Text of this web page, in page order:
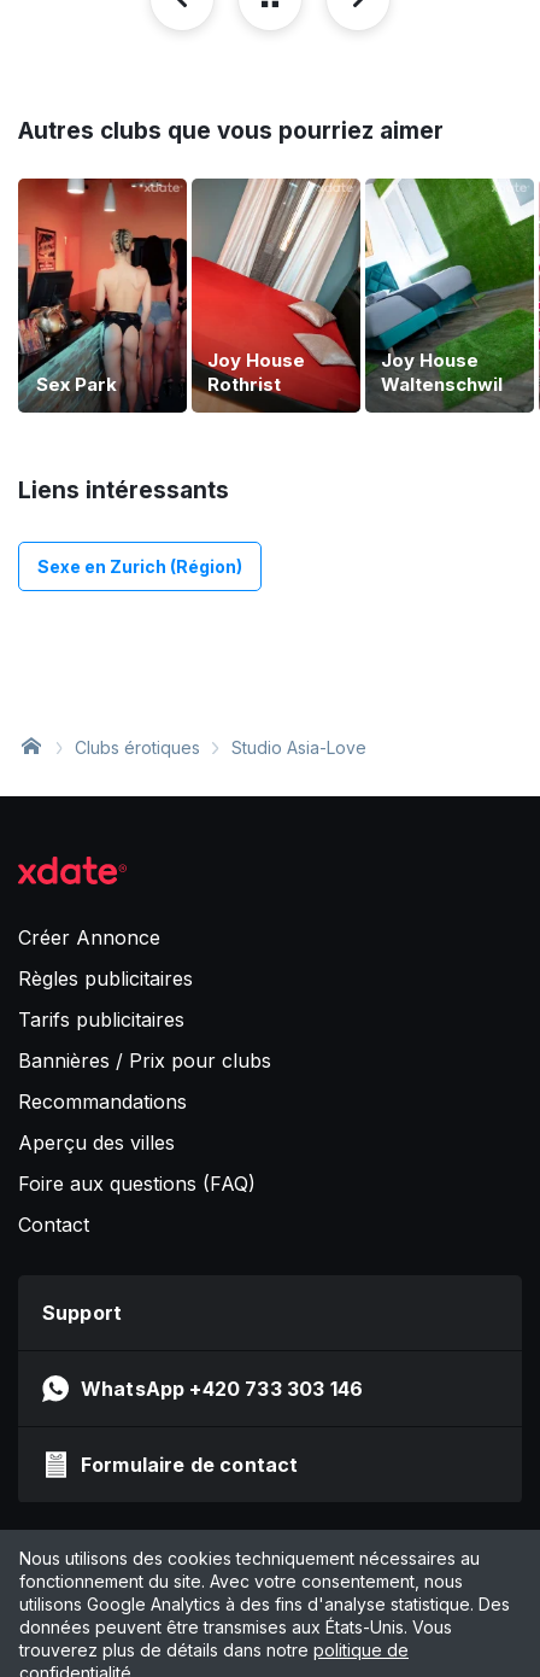
Autres clubs que vous pourriez aimer
Sex Park
Joy House
Rothrist
Joy House
Waltenschwil
Liens intéressants
Sexe en Zurich (Région)
Clubs érotiques Studio Asia-Love
Créer Annonce
Règles publicitaires
Tarifs publicitaires
Bannières / Prix pour clubs
Recommandations
Aperçu des villes
Foire aux questions (FAQ)
Contact
Support
WhatsApp +420 733 303 146
Formulaire de contact
Impressum
Politique de confidentialité
CGV
Gérer les cookies
Nous utilisons des cookies techniquement nécessaires au
fonctionnement du site. Avec votre consentement, nous
utilisons Google Analytics à des fins d'analyse statistique. Des
données peuvent être transmises aux États-Unis. Vous
trouverez plus de détails dans notre politique de
confidentialité